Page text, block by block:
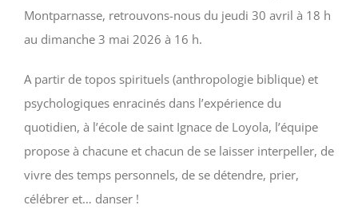
Montparnasse, retrouvons-nous du jeudi 30 avril à 18 h
au dimanche 3 mai 2026 à 16 h.
A partir de topos spirituels (anthropologie biblique) et
psychologiques enracinés dans l’expérience du
quotidien, à l’école de saint Ignace de Loyola, l’équipe
propose à chacune et chacun de se laisser interpeller, de
vivre des temps personnels, de se détendre, prier,
célébrer et… danser !